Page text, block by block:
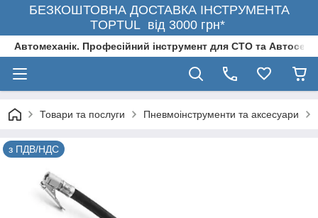
БЕЗКОШТОВНА ДОСТАВКА ІНСТРУМЕНТА
TOPTUL від 3000 грн*
Автомеханік. Професійний інструмент для СТО та
Товари та послуги Пневмоінструменти та аксесуари
з ПДВ/НДС